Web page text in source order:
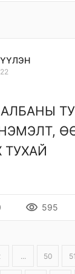
ТУХАЙ
remove_red_eye 595
... 50 51